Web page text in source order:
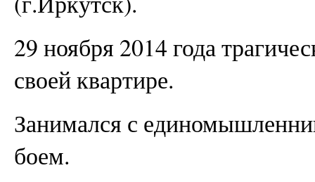
29 ноября 2014 года
своей квартире.
Занимался с
боем.